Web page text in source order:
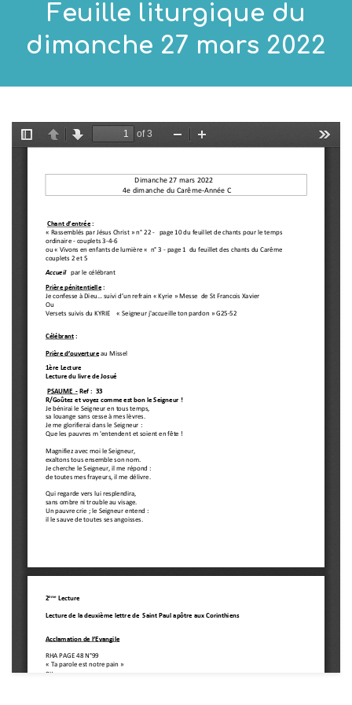
Feuille liturgique du
dimanche 27 mars 2022